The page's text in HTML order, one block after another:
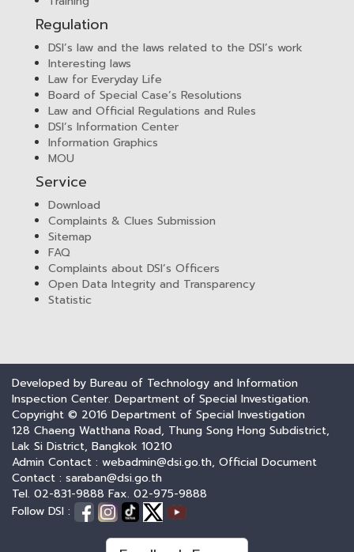
Regulation
DSI’s law and the laws related to the DSI’s work
Interesting laws
Law for Everyday Life
Board of Special Case’s Resolutions
Law and Official Regulations and Rules
DSI’s Information Center
Information Graphics
MOU
Service
Download
Complaints & Clues Submission
Sitemap
FAQ
Complaints about DSI’s Officers
Open Data Integrity and Transparency
Statistic
Developed by Bureau of Technology and Information
Inspection Center. Department of Special Investigation.
Copyright © 2016 Department of Special Investigation
128 Chaeng Watthana Road, Thung Song Hong Subdistrict,
Lak Si District, Bangkok 10210
Admin Contact : webadmin@dsi.go.th, Official Document
Contact : saraban@dsi.go.th
Tel. 02-831-9888 Fax. 02-975-9888
Follow DSI :